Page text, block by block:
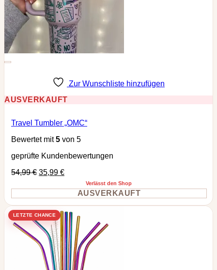
Zur Wunschliste hinzufügen
AUSVERKAUFT
Travel Tumbler „OMC“
Bewertet mit5 von 5
geprüfte Kundenbewertungen
54,99€ 35,99 €
Verlässt den Shop
AUSVERKAUFT
LETZTE CHANCE